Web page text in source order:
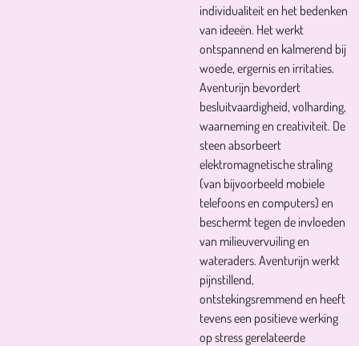
individualiteit en het bedenken
van ideeën. Het werkt
ontspannend en kalmerend bij
woede, ergernis en irritaties.
Aventurijn bevordert
besluitvaardigheid, volharding,
waarneming en creativiteit. De
steen absorbeert
elektromagnetische straling
(van bijvoorbeeld mobiele
telefoons en computers) en
beschermt tegen de invloeden
van milieuvervuiling en
wateraders. Aventurijn werkt
pijnstillend,
ontstekingsremmend en heeft
tevens een positieve werking
op stress gerelateerde